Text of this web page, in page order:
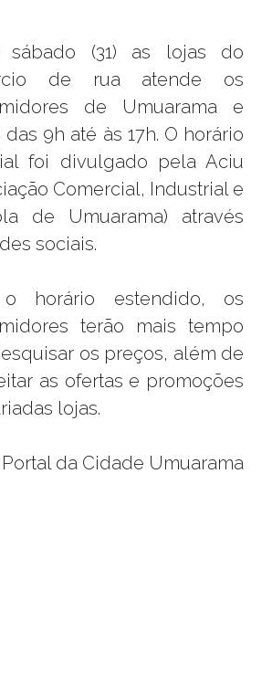
sábado (31) as lojas do
de rua atende os
de Umuarama e
das 9h até às 17h. O horário
foi divulgado pela Aciu
Comercial, Industrial e
de Umuarama) através
sociais.
horário estendido, os
terão mais tempo
os preços, além de
as ofertas e promoções
lojas.
Portal da Cidade Umuarama